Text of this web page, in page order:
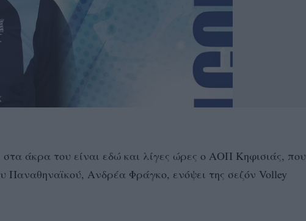
άκρα του είναι εδώ και λίγες ώρες ο ΑΟΠ Κηφισιάς, που
Παναθηναϊκού, Ανδρέα Φράγκο, ενόψει της σεζόν Volley